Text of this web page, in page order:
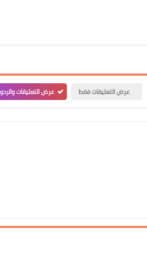
عرض التعليقات فقط عرض التعليقات
17 أغسطس 2020